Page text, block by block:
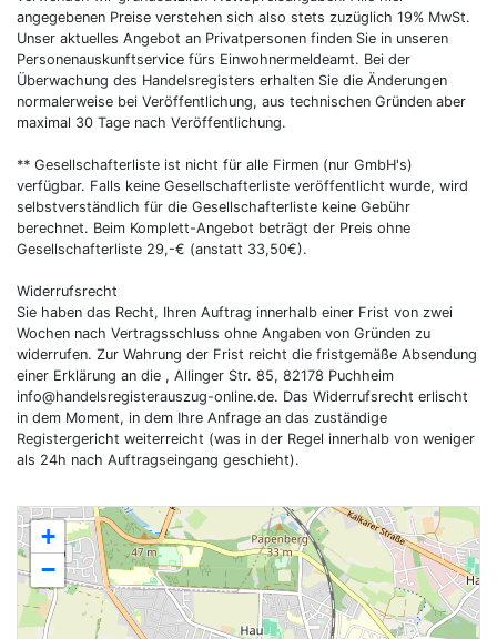
+
−
angegebenen Preise verstehen sich also stets zuzüglich 19% MwSt.
Unser aktuelles Angebot an Privatpersonen finden Sie in unseren
Personenauskunftservice fürs Einwohnermeldeamt. Bei der
Überwachung des Handelsregisters erhalten Sie die Änderungen
normalerweise bei Veröffentlichung, aus technischen Gründen aber
maximal 30 Tage nach Veröffentlichung.
** Gesellschafterliste ist nicht für alle Firmen (nur GmbH's)
verfügbar. Falls keine Gesellschafterliste veröffentlicht wurde, wird
selbstverständlich für die Gesellschafterliste keine Gebühr
berechnet. Beim Komplett-Angebot beträgt der Preis ohne
Gesellschafterliste 29,-€ (anstatt 33,50€).
Widerrufsrecht
Sie haben das Recht, Ihren Auftrag innerhalb einer Frist von zwei
Wochen nach Vertragsschluss ohne Angaben von Gründen zu
widerrufen. Zur Wahrung der Frist reicht die fristgemäße Absendung
einer Erklärung an die , Allinger Str. 85, 82178 Puchheim
info@handelsregisterauszug-online.de. Das Widerrufsrecht erlischt
in dem Moment, in dem Ihre Anfrage an das zuständige
Registergericht weiterreicht (was in der Regel innerhalb von weniger
als 24h nach Auftragseingang geschieht).